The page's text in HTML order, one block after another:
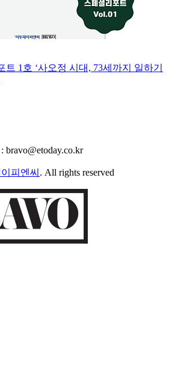
트 1호 ‘사오정 시대, 73세까지 일하기
피엔씨 . All rights reserved